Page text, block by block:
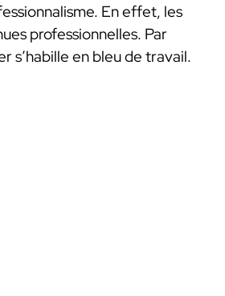
En effet, les
professionnelles. Par
s’habille en bleu de travail.